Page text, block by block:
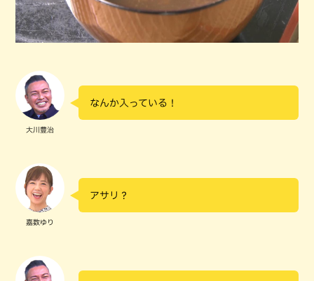
大川豊治
なんか入っている！
嘉数ゆり
アサリ？